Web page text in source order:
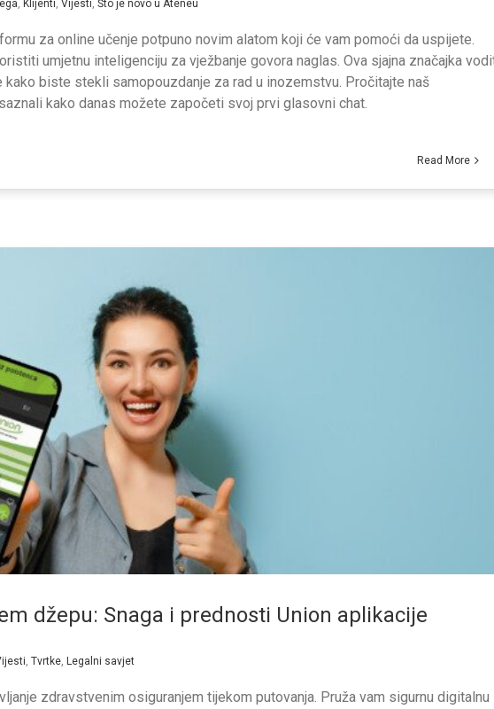
Klijenti Vijesti Što je novo u Ateneu
za online učenje potpuno novim alatom koji će vam pomoći da uspijete.
umjetnu inteligenciju za vježbanje govora naglas. Ova sjajna značajka
biste stekli samopouzdanje za rad u inozemstvu. Pročitajte naš
kako danas možete započeti svoj prvi glasovni chat.
Read More
džepu: Snaga i prednosti Union aplikacije
, Tvrtke, Legalni savjet
zdravstvenim osiguranjem tijekom putovanja. Pruža vam sigurnu digitalnu